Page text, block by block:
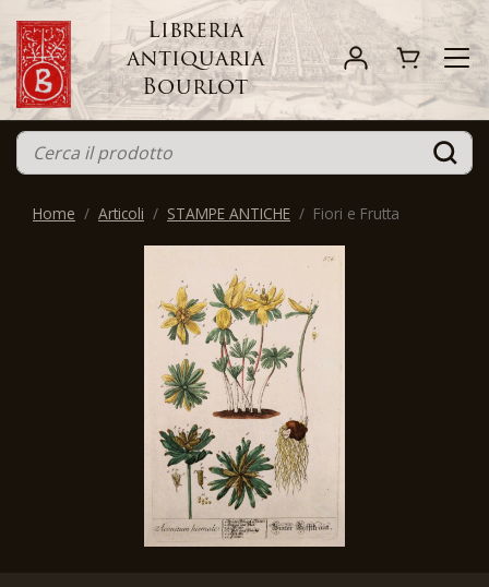
Libreria
antiquaria
Bourlot
Home Articoli STAMPE ANTICHE Fiori e Frutta